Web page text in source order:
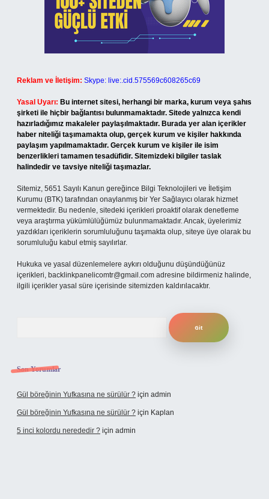
Reklam ve İletişim: Skype: live:.cid.575569c608265c69
Yasal Uyarı: Bu internet sitesi, herhangi bir marka, kurum veya şahıs
şirketi ile hiçbir bağlantısı bulunmamaktadır. Sitede yalnızca kendi
hazırladığımız makaleler paylaşılmaktadır. Burada yer alan içerikler
haber niteliği taşımamakta olup, gerçek kurum ve kişiler hakkında
paylaşım yapılmamaktadır. Gerçek kurum ve kişiler ile isim
benzerlikleri tamamen tesadüfidir. Sitemizdeki bilgiler taslak
halindedir ve tavsiye niteliği taşımazlar.
Sitemiz, 5651 Sayılı Kanun gereğince Bilgi Teknolojileri ve İletişim
Kurumu (BTK) tarafından onaylanmış bir Yer Sağlayıcı olarak hizmet
vermektedir. Bu nedenle, sitedeki içerikleri proaktif olarak denetleme
veya araştırma yükümlülüğümüz bulunmamaktadır. Ancak, üyelerimiz
yazdıkları içeriklerin sorumluluğunu taşımakta olup, siteye üye olarak bu
sorumluluğu kabul etmiş sayılırlar.
Hukuka ve yasal düzenlemelere aykırı olduğunu düşündüğünüz
içerikleri, backlinkpanelicomtr@gmail.com adresine bildirmeniz halinde,
ilgili içerikler yasal süre içerisinde sitemizden kaldırılacaktır.
Son Yorumlar
Gül böreğinin Yufkasına ne sürülür ? için admin
Gül böreğinin Yufkasına ne sürülür ? için Kaplan
5 inci kolordu nerededir ? için admin